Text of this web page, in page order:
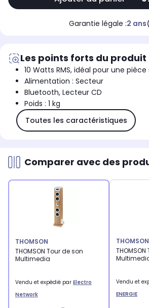
Garantie légale :2 ans
Les points forts du produit
10 Watts RMS, idéal pour une
Alimentation : Secteur
Bluetooth, Lecteur CD
Poids : 1 kg
Toutes les caractéristiques
Comparer avec des
THOMSON
THOMSON Tour de son
Multimedia
Vendu et expédié par Electro
Network
THOMSON
Vendu et
ENERGIE